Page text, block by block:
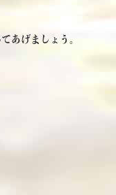
あげましょう。